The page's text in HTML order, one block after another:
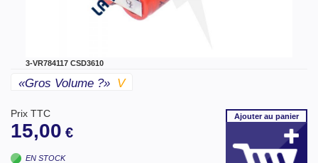
3-VR784117 CSD3610
«gros Volume ?» V
Prix TTC
15,00 €
EN STOCK
Ajouterau panier